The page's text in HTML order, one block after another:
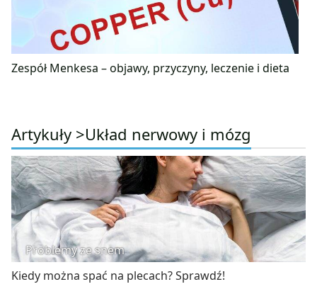
Zespół Menkesa – objawy, przyczyny, leczenie i dieta
Artykuły >Układ nerwowy i mózg
Problemy ze snem
Kiedy można spać na plecach? Sprawdź!